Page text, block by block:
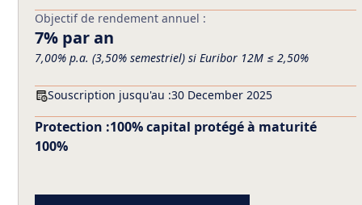
Objectif de rendement annuel :
7% par an
7,00% p.a. (3,50% semestriel) si Euribor 12M ≤ 2,50%
Souscription jusqu'au :30 December 2025
Protection :100% capital protégé à maturité
100%